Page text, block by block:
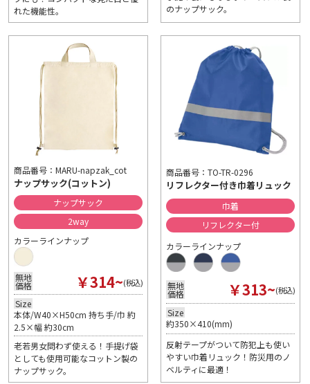
れた機能性。
のナップサック。
商品番号：MARU-napzak_cot
ナップサック(コットン)
ナップサック
2way
カラーラインナップ
無地
価格 ￥314~(税込)
Size
本体/W40×H50cm 持ち手/巾 約
2.5×幅 約30cm
老若男女問わず使える！手提げ袋
としても使用可能なコットン製の
ナップサック。
商品番号：TO-TR-0296
リフレクター付き巾着リュック
巾着
リフレクター付
カラーラインナップ
無地
価格 ￥313~(税込)
Size
約350×410(mm)
反射テープがついて防犯上も使い
やすい巾着リュック！防災用のノ
ベルティに最適！